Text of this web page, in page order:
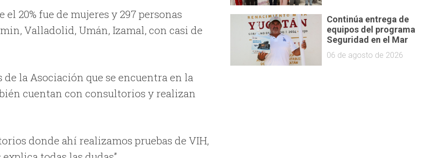
el 20% fue de mujeres y 297 personas
Valladolid, Umán, Izamal, con casi de
la Asociación que se encuentra en la
cuentan con consultorios y realizan
donde ahí realizamos pruebas de VIH,
Continúa entrega de
equipos del programa
Seguridad en el Mar
06 de agosto de 2026